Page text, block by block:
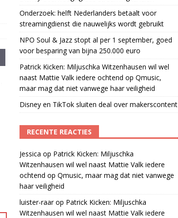
Onderzoek: helft Nederlanders betaalt voor
streamingdienst die nauwelijks wordt gebruikt
NPO Soul & Jazz stopt al per 1 september, goed
voor besparing van bijna 250.000 euro
Patrick Kicken: Miljuschka Witzenhausen wil wel
naast Mattie Valk iedere ochtend op Qmusic,
maar mag dat niet vanwege haar veiligheid
Disney en TikTok sluiten deal over makerscontent
RECENTE REACTIES
Jessica op Patrick Kicken: Miljuschka
Witzenhausen wil wel naast Mattie Valk iedere
ochtend op Qmusic, maar mag dat niet vanwege
haar veiligheid
luister-raarop Patrick Kicken: Miljuschka
Witzenhausen wil wel naast Mattie Valk iedere